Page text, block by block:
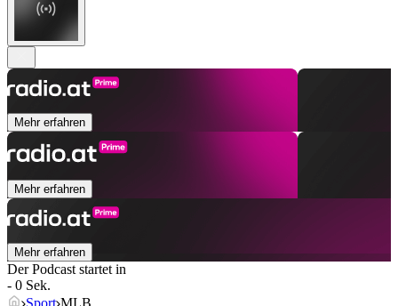
Mehr erfahren
Mehr erfahren
Mehr erfahren
Der Podcast startet in
- 0 Sek.